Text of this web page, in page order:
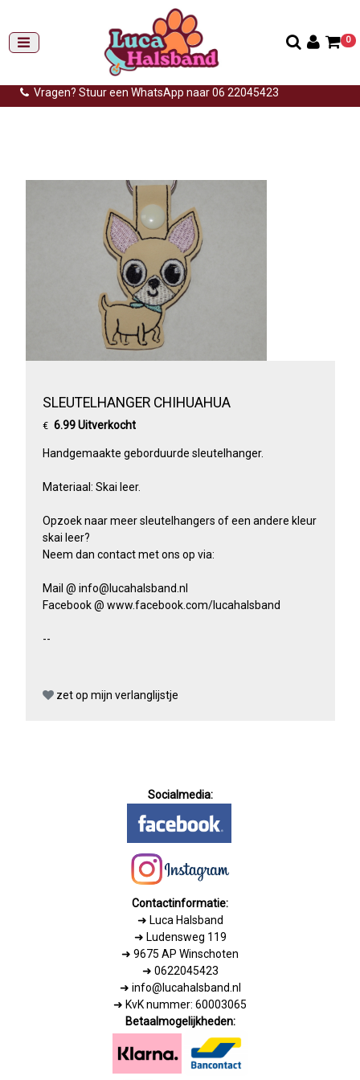
Gemiddelde levertijd: 3 tot 14 werkdagen
Gratis verzending (NL) vanaf €99,-
Vragen? Stuur een WhatsApp naar 06 22045423
0
SLEUTELHANGER CHIHUAHUA
€ 6.99 Uitverkocht
Handgemaakte geborduurde sleutelhanger.
Materiaal: Skai leer.
Opzoek naar meer sleutelhangers of een andere kleur
skai leer?
Neem dan contact met ons op via:
Mail @ info@lucahalsband.nl
Facebook @ www.facebook.com/lucahalsband
--
zet op mijn verlanglijstje
Socialmedia:
Contactinformatie:
➜ Luca Halsband
➜ Ludensweg 119
➜ 9675 AP Winschoten
➜ 0622045423
➜ info@lucahalsband.nl
➜ KvK nummer: 60003065
Betaalmogelijkheden: